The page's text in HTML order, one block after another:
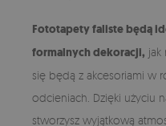
Fototapety faliste będą
formalnych dekoracji,
się będą z akcesoriami w
odcieniach. Dzięki użyciu
stworzysz wyjątkową